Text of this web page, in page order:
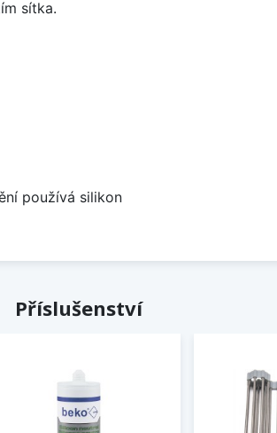
sítka.
používá silikon
Příslušenství